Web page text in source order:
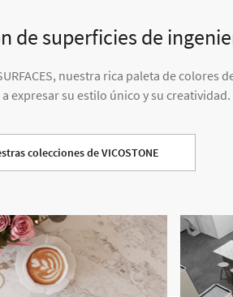
de superficies de
nuestra rica paleta de colores
a expresar su estilo único y su creatividad.
colecciones de VICOSTONE